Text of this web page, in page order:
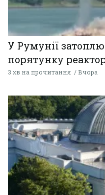
У Румунії
порятунку
3 хв на прочитання Вчора